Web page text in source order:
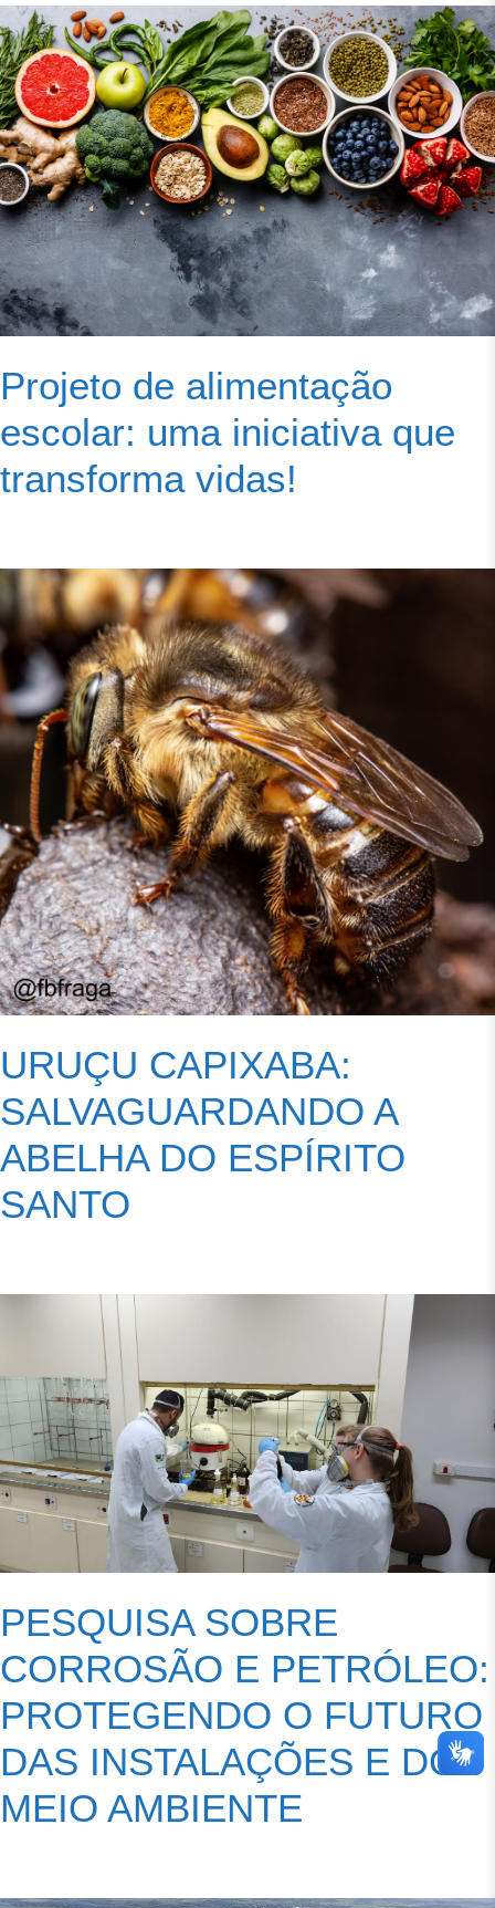
Projeto de alimentação
escolar: uma iniciativa que
transforma vidas!
URUÇU CAPIXABA:
SALVAGUARDANDO A
ABELHA DO ESPÍRITO
SANTO
PESQUISA SOBRE
CORROSÃO E PETRÓLEO:
PROTEGENDO O FUTURO
DAS INSTALAÇÕES E DO
MEIO AMBIENTE